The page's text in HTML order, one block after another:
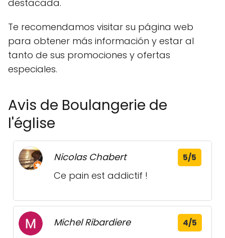
destacada.
Te recomendamos visitar su página web
para obtener más información y estar al
tanto de sus promociones y ofertas
especiales.
Avis de Boulangerie de
l'église
Nicolas Chabert 5/5
Ce pain est addictif !
Michel Ribardiere 4/5